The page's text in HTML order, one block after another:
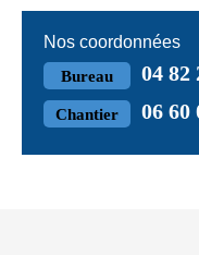
Nos coordonnées
Bureau 04 82
Chantier 06 60